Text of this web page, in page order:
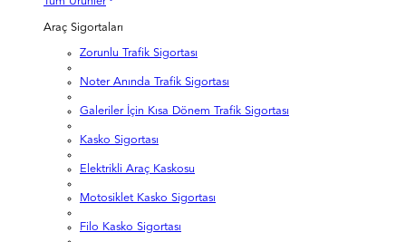
Araç Sigortaları
Zorunlu Trafik Sigortası
Noter Anında Trafik Sigortası
Galeriler İçin Kısa Dönem Trafik Sigortası
Kasko Sigortası
Elektrikli Araç Kaskosu
Motosiklet Kasko Sigortası
Filo Kasko Sigortası